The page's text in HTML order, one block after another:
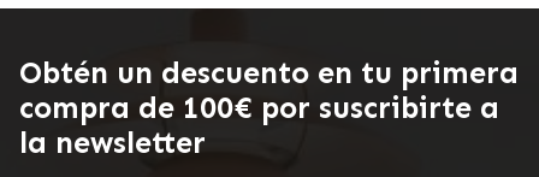
Obtén un descuento en tu primera
compra de 100€ por suscribirte a
la newsletter